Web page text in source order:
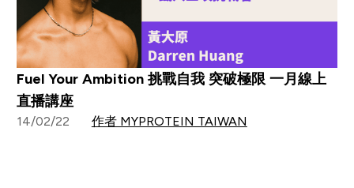
Fuel Your Ambition 挑戰自我 突破極限 一月線上
直播講座
14/02/22 作者 MYPROTEIN TAIWAN